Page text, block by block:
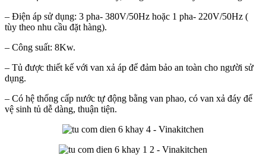
– Điện áp sử dụng: 3 pha- 380V/50Hz hoặc 1 pha- 220V/50Hz (
tùy theo nhu cầu đặt hàng).
– Công suất: 8Kw.
– Tủ được thiết kế với van xả áp để đảm bảo an toàn cho người sử
dụng.
– Có hệ thống cấp nước tự động bằng van phao, có van xả đáy để
vệ sinh tủ dễ dàng, thuận tiện.